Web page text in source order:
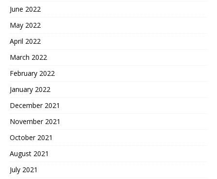
June 2022
May 2022
April 2022
March 2022
February 2022
January 2022
December 2021
November 2021
October 2021
August 2021
July 2021